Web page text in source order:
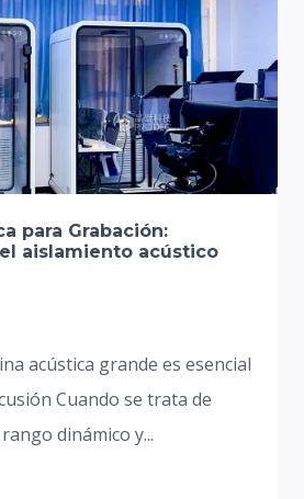
para Grabación:
aislamiento acústico
acústica grande es esencial
Cuando se trata de
dinámico y...